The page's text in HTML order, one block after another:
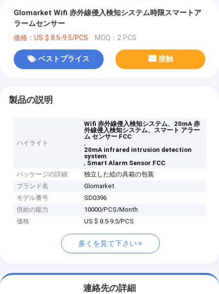
Glomarket Wifi 赤外線侵入検知システム時限スマートア
ラームセンサー
価格：US $ 8.5-9.5/PCS MOQ：2 PCS
ベストプライス 接触
製品の説明
ハイライト
Wifi 赤外線侵入検知システム、20mA 赤
外線侵入検知システム、スマート アラー
ム センサー FCC
,
20mA infrared intrusion detection
system
, Smart Alarm Sensor FCC
パッケージの詳細
独立した絵の具箱の包装
ブランド名
Glomarket
モデル番号
SD0396
供給の能力
10000/PCS/Month
価格
US $ 8.5-9.5/PCS
多くを見て下さい
連絡先の詳細